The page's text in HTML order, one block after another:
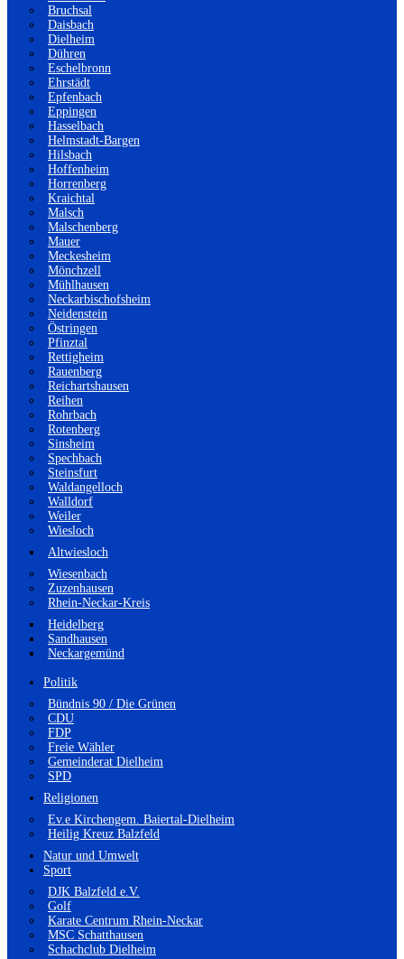
Bruchsal
Daisbach
Dielheim
Dühren
Eschelbronn
Ehrstädt
Epfenbach
Eppingen
Hasselbach
Helmstadt-Bargen
Hilsbach
Hoffenheim
Horrenberg
Kraichtal
Malsch
Malschenberg
Mauer
Meckesheim
Mönchzell
Mühlhausen
Neckarbischofsheim
Neidenstein
Östringen
Pfinztal
Rettigheim
Rauenberg
Reichartshausen
Reihen
Rohrbach
Rotenberg
Sinsheim
Spechbach
Steinsfurt
Waldangelloch
Walldorf
Weiler
Wiesloch
Altwiesloch
Wiesenbach
Zuzenhausen
Rhein-Neckar-Kreis
Heidelberg
Sandhausen
Neckargemünd
Politik
Bündnis 90 / Die Grünen
CDU
FDP
Freie Wähler
Gemeinderat Dielheim
SPD
Religionen
Ev.e Kirchengem. Baiertal-Dielheim
Heilig Kreuz Balzfeld
Natur und Umwelt
Sport
DJK Balzfeld e.V.
Golf
Karate Centrum Rhein-Neckar
MSC Schatthausen
Schachclub Dielheim